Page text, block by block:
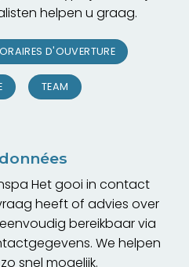
helpen u graag.
D'OUVERTURE
TEAM
Het gooi in contact
heeft of advies over
eenvoudig bereikbaar via
We helpen
snel mogelijk.